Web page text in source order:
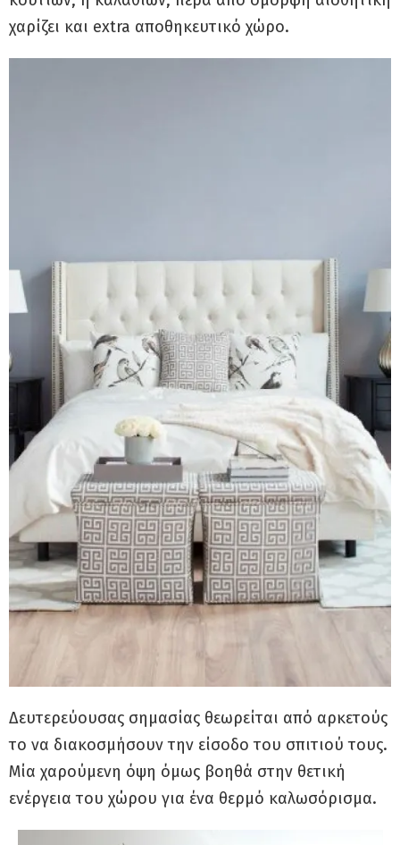
χαρίζει και extra αποθηκευτικό χώρο.
Δευτερεύουσας σημασίας θεωρείται από αρκετούς
το να διακοσμήσουν την είσοδο του σπιτιού τους.
Μία χαρούμενη όψη όμως βοηθά στην θετική
ενέργεια του χώρου για ένα θερμό καλωσόρισμα.